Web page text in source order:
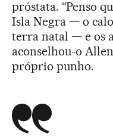
próstata. “Penso
Isla Negra — o
terra natal — e os
aconselhou-o
próprio punho.